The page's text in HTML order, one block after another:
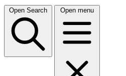
Open Search Open menu